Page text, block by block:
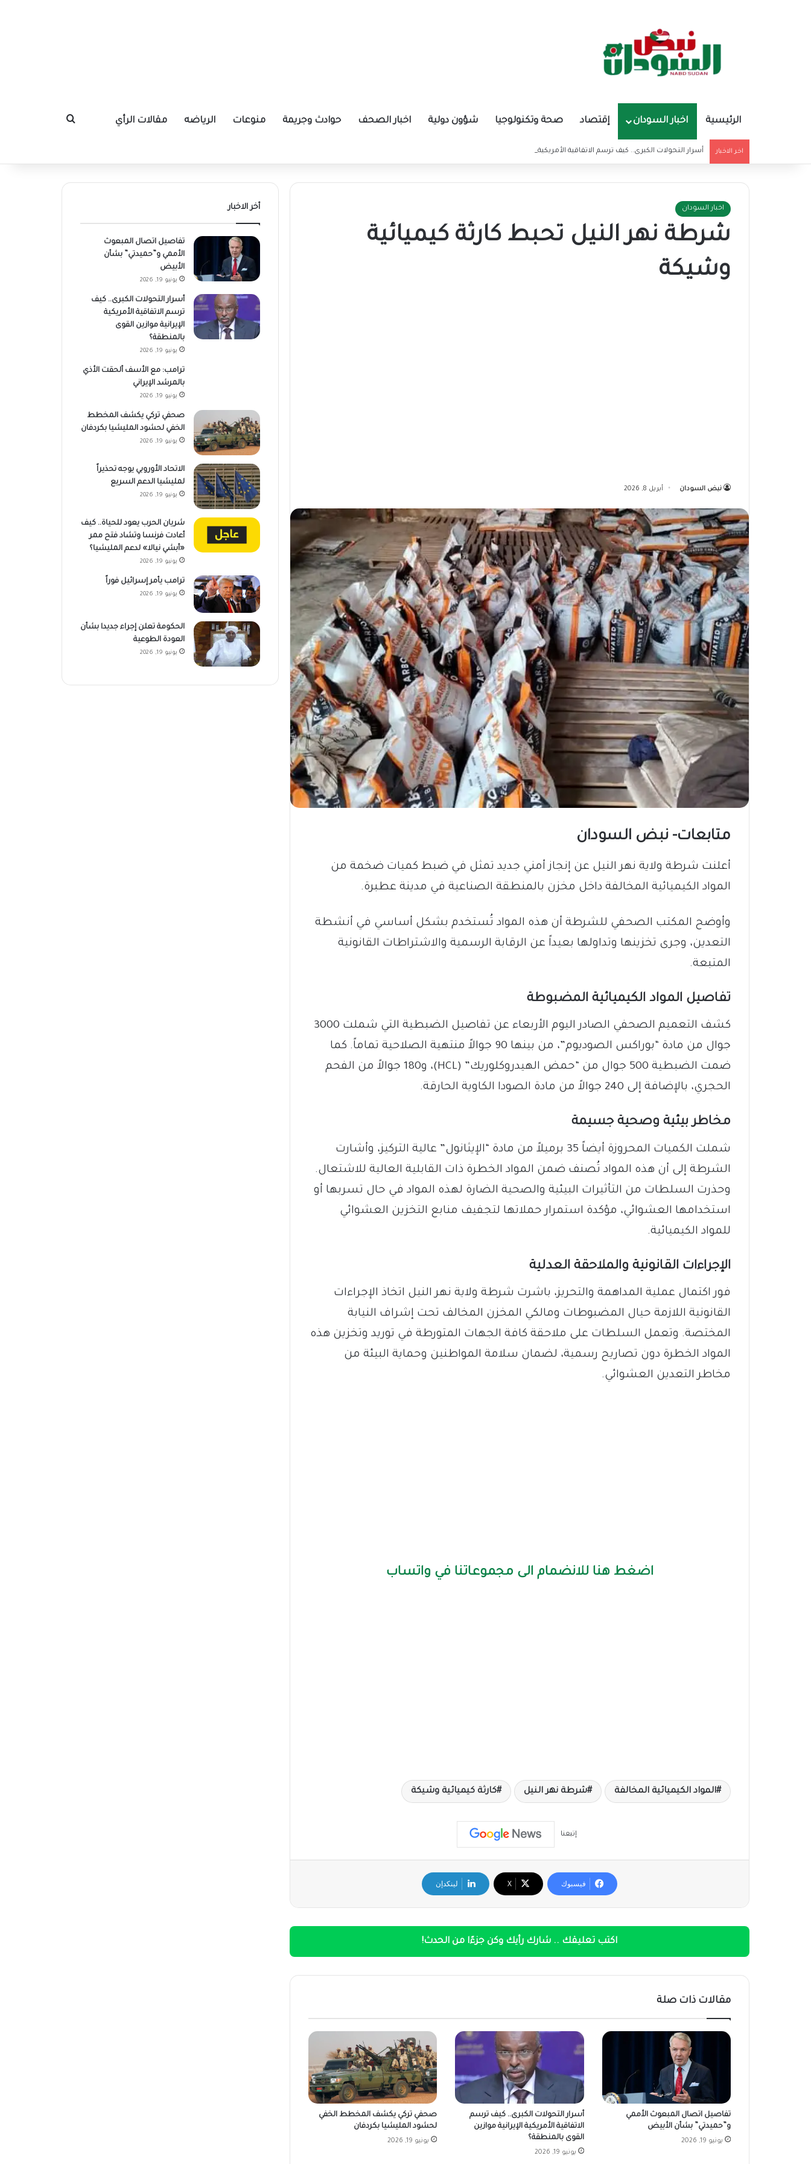
الرئيسية اخبار السودان إقتصاد صحة وتكنولوجيا شؤون دولية اخبار الصحف حوادث وجريمة منوعات الرياضه مقالات الرأي بحث عن
اخر الاخبار أسرار التحولات الكبرى.. كيف ترسم الاتفاقية الأمريكية الإيرانية موازين القوى بالمنطقة؟
اخبار السودان
شرطة نهر النيل تحبط كارثة كيميائية
وشيكة
نبض السودان أبريل 8, 2026
متابعات- نبض السودان
أعلنت شرطة ولاية نهر النيل عن إنجاز أمني جديد تمثل في ضبط كميات ضخمة من
المواد الكيميائية المخالفة داخل مخزن بالمنطقة الصناعية في مدينة عطبرة.
وأوضح المكتب الصحفي للشرطة أن هذه المواد تُستخدم بشكل أساسي في أنشطة
التعدين، وجرى تخزينها وتداولها بعيداً عن الرقابة الرسمية والاشتراطات القانونية
المتبعة.
تفاصيل المواد الكيميائية المضبوطة
كشف التعميم الصحفي الصادر اليوم الأربعاء عن تفاصيل الضبطية التي شملت 3000
جوال من مادة “بوراكس الصوديوم”، من بينها 90 جوالاً منتهية الصلاحية تماماً. كما
ضمت الضبطية 500 جوال من “حمض الهيدروكلوريك” (HCL)، و180 جوالاً من الفحم
الحجري، بالإضافة إلى 240 جوالاً من مادة الصودا الكاوية الحارقة.
مخاطر بيئية وصحية جسيمة
شملت الكميات المحروزة أيضاً 35 برميلاً من مادة “الإيثانول” عالية التركيز، وأشارت
الشرطة إلى أن هذه المواد تُصنف ضمن المواد الخطرة ذات القابلية العالية للاشتعال.
وحذرت السلطات من التأثيرات البيئية والصحية الضارة لهذه المواد في حال تسربها أو
استخدامها العشوائي، مؤكدة استمرار حملاتها لتجفيف منابع التخزين العشوائي
للمواد الكيميائية.
الإجراءات القانونية والملاحقة العدلية
فور اكتمال عملية المداهمة والتحريز، باشرت شرطة ولاية نهر النيل اتخاذ الإجراءات
القانونية اللازمة حيال المضبوطات ومالكي المخزن المخالف تحت إشراف النيابة
المختصة. وتعمل السلطات على ملاحقة كافة الجهات المتورطة في توريد وتخزين هذه
المواد الخطرة دون تصاريح رسمية، لضمان سلامة المواطنين وحماية البيئة من
مخاطر التعدين العشوائي.
اضغط هنا للانضمام الى مجموعاتنا في واتساب
المواد الكيميائية المخالفة شرطة نهر النيل كارثة كيميائية وشيكة
إتبعنا
فيسبوك ‫X لينكدإن
اكتب تعليقك .. شارك رأيك وكن جزءًا من الحدث!
مقالات ذات صلة
تفاصيل اتصال المبعوث الأممي
و”حميدتي” بشأن الأبيض
يونيو 19, 2026
أسرار التحولات الكبرى.. كيف ترسم
الاتفاقية الأمريكية الإيرانية موازين
القوى بالمنطقة؟
يونيو 19, 2026
صحفي تركي يكشف المخطط الخفي
لحشود المليشيا بكردفان
يونيو 19, 2026
أخر الاخبار
تفاصيل اتصال المبعوث
الأممي و”حميدتي” بشأن
الأبيض
يونيو 19, 2026
أسرار التحولات الكبرى.. كيف
ترسم الاتفاقية الأمريكية
الإيرانية موازين القوى
بالمنطقة؟
يونيو 19, 2026
ترامب: مع الأسف ألحقت الأذي
بالمرشد الإيراني
يونيو 19, 2026
صحفي تركي يكشف المخطط
الخفي لحشود المليشيا بكردفان
يونيو 19, 2026
الاتحاد الأوروبي يوجه تحذيراً
لمليشيا الدعم السريع
يونيو 19, 2026
شريان الحرب يعود للحياة.. كيف
أعادت فرنسا وتشاد فتح ممر
«أبشي نيالا» لدعم المليشيا؟
يونيو 19, 2026
ترامب يأمر إسرائيل فوراً
يونيو 19, 2026
الحكومة تعلن إجراء جديدا بشأن
العودة الطوعية
يونيو 19, 2026